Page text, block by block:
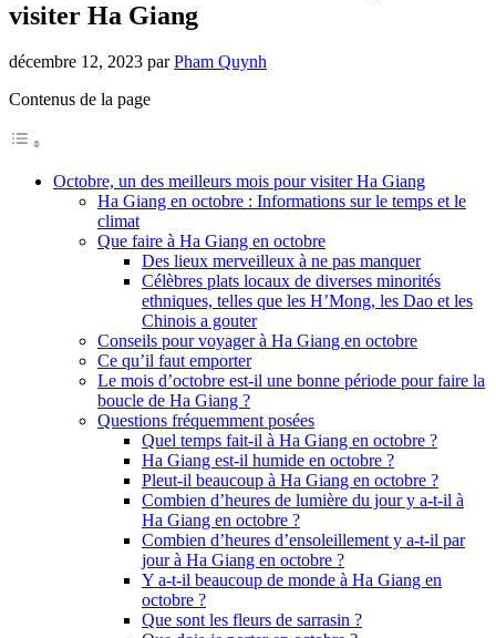
visiter Ha Giang
décembre 12, 2023 parPham Quynh
Contenus de la page
Octobre, un des meilleurs mois pour visiter Ha Giang
Ha Giang en octobre : Informations sur le temps et le
climat
Que faire à Ha Giang en octobre
Des lieux merveilleux à ne pas manquer
Célèbres plats locaux de diverses minorités
ethniques, telles que les H’Mong, les Dao et les
Chinois a gouter
Conseils pour voyager à Ha Giang en octobre
Ce qu’il faut emporter
Le mois d’octobre est-il une bonne période pour faire la
boucle de Ha Giang ?
Questions fréquemment posées
Quel temps fait-il à Ha Giang en octobre ?
Ha Giang est-il humide en octobre ?
Pleut-il beaucoup à Ha Giang en octobre ?
Combien d’heures de lumière du jour y a-t-il à
Ha Giang en octobre ?
Combien d’heures d’ensoleillement y a-t-il par
jour à Ha Giang en octobre ?
Y a-t-il beaucoup de monde à Ha Giang en
octobre ?
Que sont les fleurs de sarrasin ?